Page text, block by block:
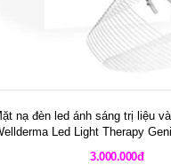
nạ đèn led ánh sáng trị liệu
Led Light Therapy
3.000.000đ